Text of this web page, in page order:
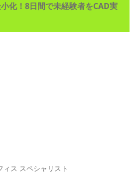
化！8日間で未経験者をCAD実
ィス スペシャリスト